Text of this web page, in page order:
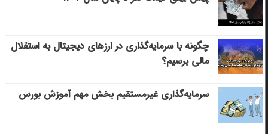
چگونه با سرمایه‌گذاری در ارزهای دیجیتال به استقلال
مالی برسیم؟
سرمایه‌گذاری غیرمستقیم بخش مهم آموزش بورس